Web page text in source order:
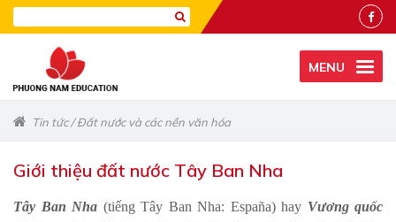
MENU
Tin tức/Đất nước và các nền văn hóa
Giới thiệu đất nước Tây Ban Nha
Tây Ban Nha (tiếng Tây Ban Nha: España) hay Vương quốc